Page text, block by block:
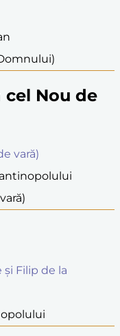
cel Nou de
vară)
şi Filip de la